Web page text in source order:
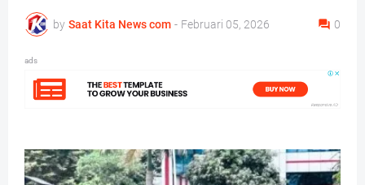
by Saat Kita News com - Februari 05, 2026 0
ads